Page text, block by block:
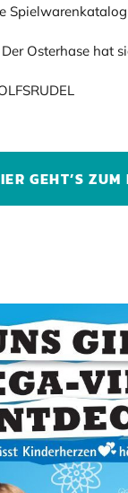
Osterhase hat
GEHT’S